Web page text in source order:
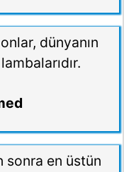
dünyanın
en üstün